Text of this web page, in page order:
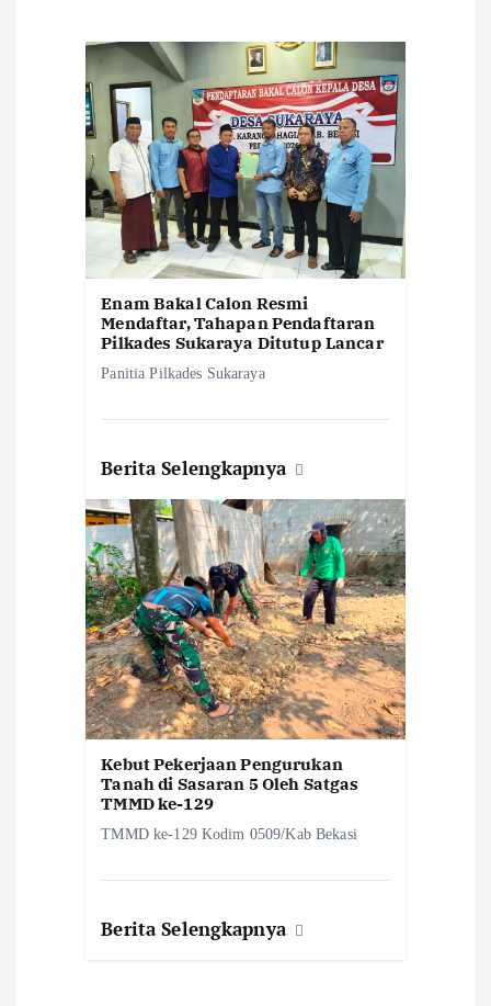
Enam Bakal Calon Resmi
Mendaftar, Tahapan Pendaftaran
Pilkades Sukaraya Ditutup Lancar
Panitia Pilkades Sukaraya
Berita Selengkapnya
Kebut Pekerjaan Pengurukan
Tanah di Sasaran 5 Oleh Satgas
TMMD ke-129
TMMD ke-129 Kodim 0509/Kab Bekasi
Berita Selengkapnya